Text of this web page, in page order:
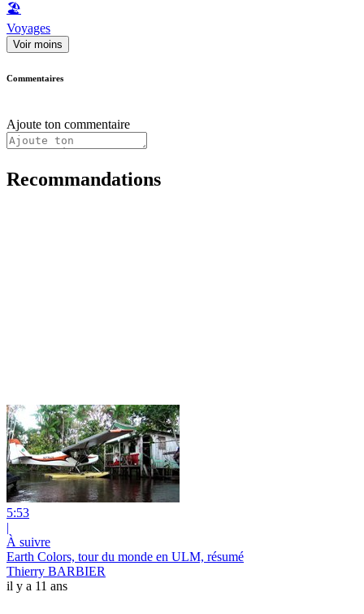
🏖
Voyages
Voir moins
Commentaires
Ajoute ton commentaire
Recommandations
5:53
|
À suivre
Earth Colors, tour du monde en ULM, résumé
Thierry BARBIER
il y a 11 ans